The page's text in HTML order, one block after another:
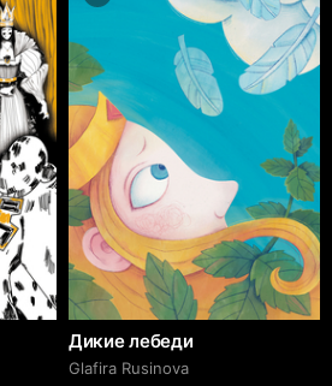
Дикие лебеди
Glafira Rusinova